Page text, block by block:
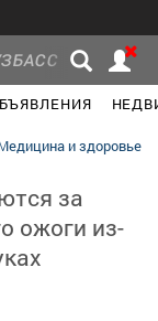
Услуги
и здоровье
за
ожоги из-